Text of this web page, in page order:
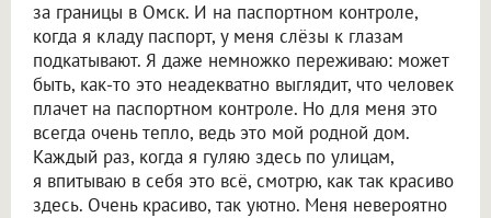
за границы в Омск. И на паспортном контроле,
когда я кладу паспорт, у меня слёзы к глазам
подкатывают. Я даже немножко переживаю: может
быть, как-то это неадекватно выглядит, что человек
плачет на паспортном контроле. Но для меня это
всегда очень тепло, ведь это мой родной дом.
Каждый раз, когда я гуляю здесь по улицам,
я впитываю в себя это всё, смотрю, как так красиво
здесь. Очень красиво, так уютно. Меня невероятно